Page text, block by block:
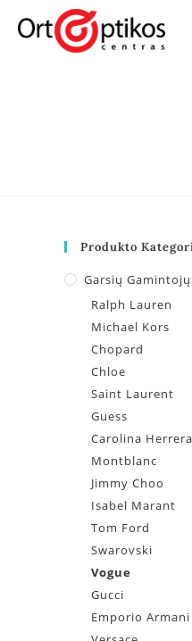
Produkto
Garsių
Ralph Lauren
Michael Kors
Chopard
Chloe
Saint Laurent
Guess
Carolina Herrera
Montblanc
Jimmy Choo
Isabel Marant
Tom Ford
Swarovski
Vogue
Gucci
Emporio Armani